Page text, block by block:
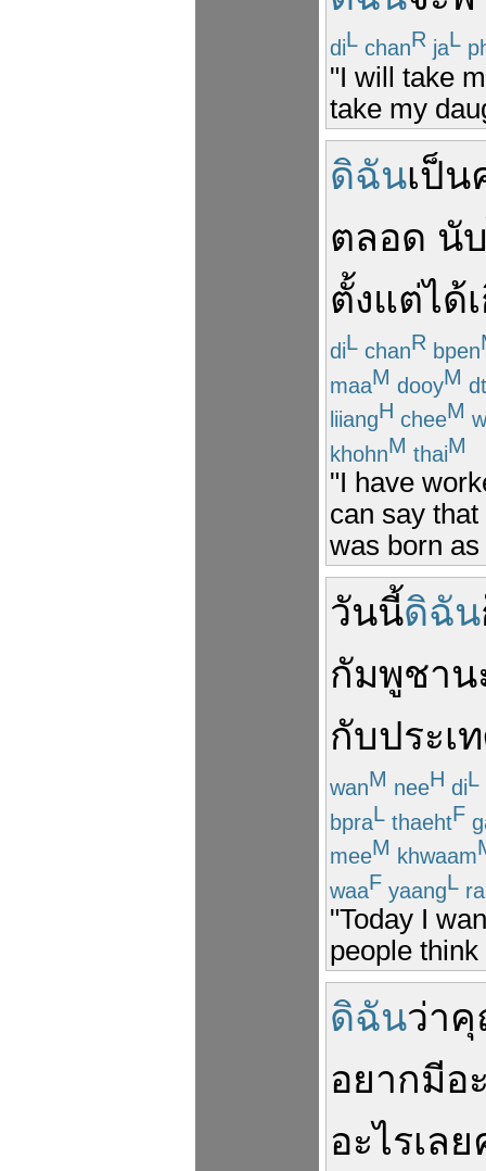
diL chanR jaL
"I will take
take my
ดิฉันเป็น
ตลอด นั
ตั้งแต่ได้
diL chanR bpen
maaM dooyM
liiangH cheeM
khohnM thaiM
"I have
can say
was born
วันนี้ดิฉัน
กัมพูชาน
กับประเ
wanM neeH diL
bpraL thaehtF
meeM khwaam
waaF yaangL
"Today I
people
ดิฉันว่า
อยากมีอ
อะไรเลย